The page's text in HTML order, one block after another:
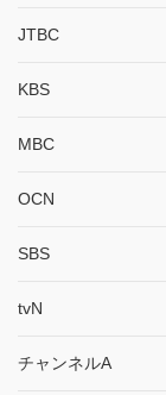
JTBC
KBS
MBC
OCN
SBS
tvN
チャンネルA